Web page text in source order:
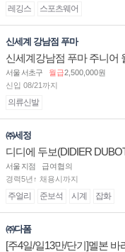
레깅스 스포츠웨어
신세계 강남점 푸마
신세계강남점 푸마 주니어
서울 서초구 월급2,500,000원
신입 08/21까지
의류신발
㈜세정
디디에 두보(DIDIER
서울 지점
급여협의
경력5년↑ 채용시까지
주얼리 준보석 시계 잡화
㈜다폼
[주4일/일13만/단기]멜본